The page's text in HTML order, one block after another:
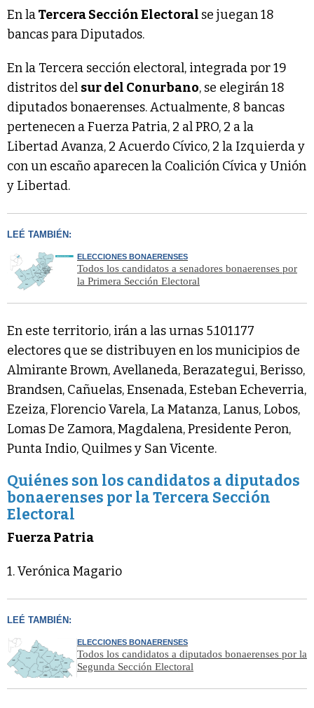
En laTercera Sección Electoral se juegan 18
bancas para Diputados.
En la Tercera sección electoral, integrada por 19
distritos del sur del Conurbano, se elegirán 18
diputados bonaerenses. Actualmente, 8 bancas
pertenecen a Fuerza Patria, 2 al PRO, 2 a la
Libertad Avanza, 2 Acuerdo Cívico, 2 la Izquierda y
con un escaño aparecen la Coalición Cívica y Unión
y Libertad.
LEÉ TAMBIÉN:
ELECCIONES BONAERENSES
Todos los candidatos a senadores bonaerenses por
la Primera Sección Electoral
En este territorio, irán a las urnas 5.101.177
electores que se distribuyen en los municipios de
Almirante Brown, Avellaneda, Berazategui, Berisso,
Brandsen, Cañuelas, Ensenada, Esteban Echeverria,
Ezeiza, Florencio Varela, La Matanza, Lanus, Lobos,
Lomas De Zamora, Magdalena, Presidente Peron,
Punta Indio, Quilmes y San Vicente.
Quiénes son los candidatos a diputados
bonaerenses por la Tercera Sección
Electoral
Fuerza Patria
1. Verónica Magario
LEÉ TAMBIÉN:
ELECCIONES BONAERENSES
Todos los candidatos a diputados bonaerenses por la
Segunda Sección Electoral